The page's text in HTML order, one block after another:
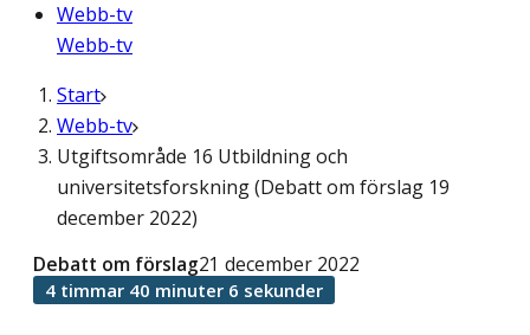
Webb-tv
Webb-tv
Start
Webb-tv
Utgiftsområde 16 Utbildning och
universitetsforskning (Debatt om förslag 19
december 2022)
Debatt om förslag21 december 2022
4 timmar 40 minuter 6 sekunder